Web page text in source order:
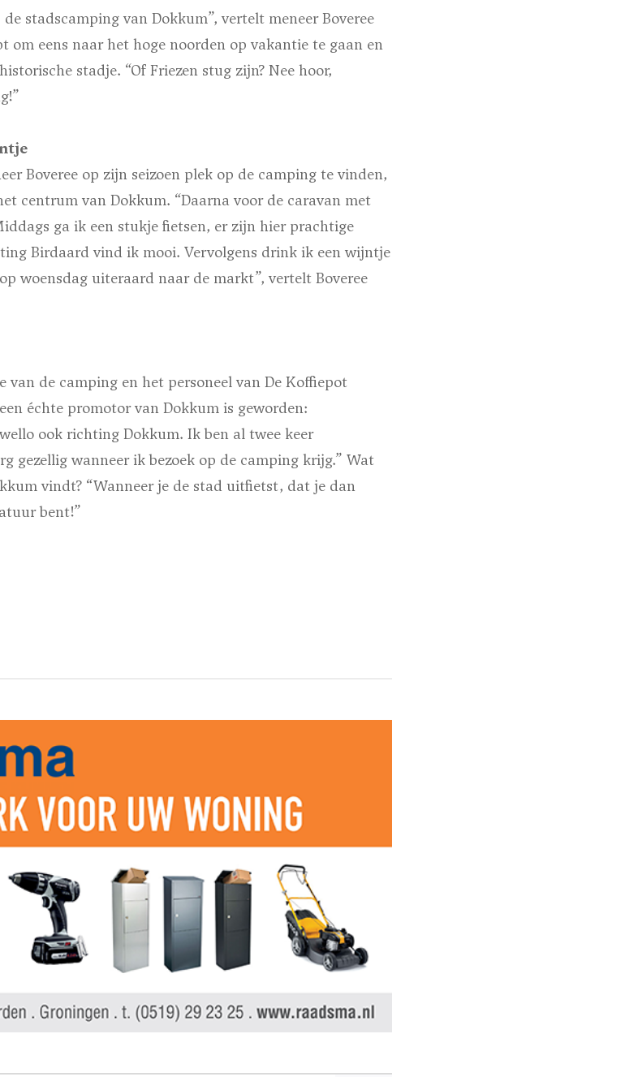
stadscamping van Dokkum”, vertelt meneer Boveree
om eens naar het hoge noorden op vakantie te gaan en
stadje. “Of Friezen stug zijn? Nee hoor,
Boveree op zijn seizoen plek op de camping te vinden,
centrum van Dokkum. “Daarna voor de caravan met
ga ik een stukje fietsen, er zijn hier prachtige
Birdaard vind ik mooi. Vervolgens drink ik een wijntje
woensdag uiteraard naar de markt”, vertelt Boveree
van de camping en het personeel van De Koffiepot
échte promotor van Dokkum is geworden:
ook richting Dokkum. Ik ben al twee keer
gezellig wanneer ik bezoek op de camping krijg.” Wat
vindt? “Wanneer je de stad uitfietst, dat je dan
bent!”